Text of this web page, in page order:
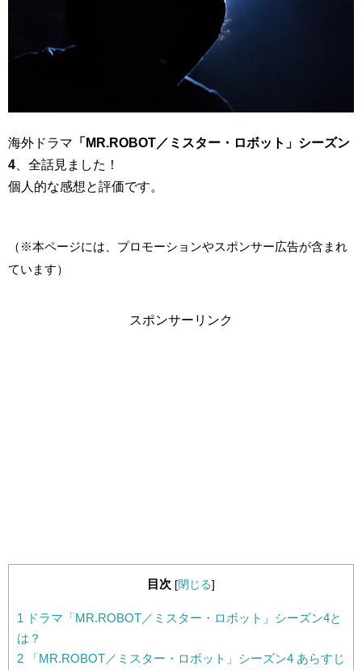
海外ドラマ 「MR.ROBOT／ミスター・ロボット」シーズン
4 、全話見ました！
個人的な感想と評価です。
（※本ページには、プロモーションやスポンサー広告が含まれ
ています）
スポンサーリンク
目次 [閉じる]
1 ドラマ「MR.ROBOT／ミスター・ロボット」シーズン4と
は？
2 「MR.ROBOT／ミスター・ロボット」シーズン4 あらすじ